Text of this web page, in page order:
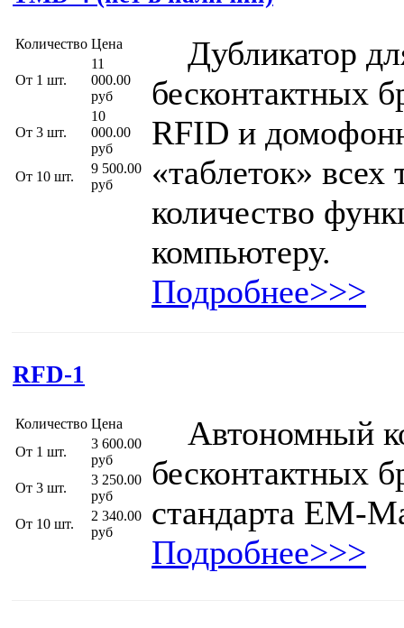
Количество Цена
От 1 шт.
11
000.00
руб
От 3 шт.
10
000.00
руб
От 10 шт.
9 500.00
руб
Дубликатор
бесконтактных
RFID и
«таблеток»
количество
компьютеру.
Подробнее>>>
RFD-1
Количество Цена
От 1 шт.
3 600.00
руб
От 3 шт.
3 250.00
руб
От 10 шт.
2 340.00
руб
Автономный
бесконтактных
стандарта EM-
Подробнее>>>